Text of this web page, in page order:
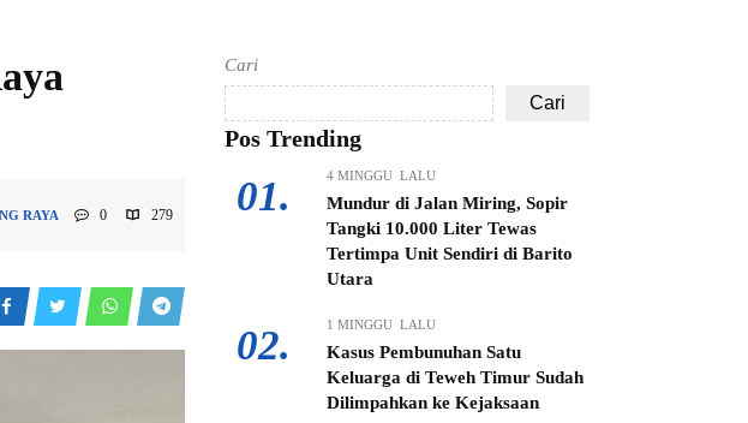
RAYA 0 279
Cari
Cari
Pos Trending
01. 4 MINGGU LALU
Mundur di Jalan Miring, Sopir
Tangki 10.000 Liter Tewas
Tertimpa Unit Sendiri di Barito
Utara
02. 1 MINGGU LALU
Kasus Pembunuhan Satu
Keluarga di Teweh Timur Sudah
Dilimpahkan ke Kejaksaan